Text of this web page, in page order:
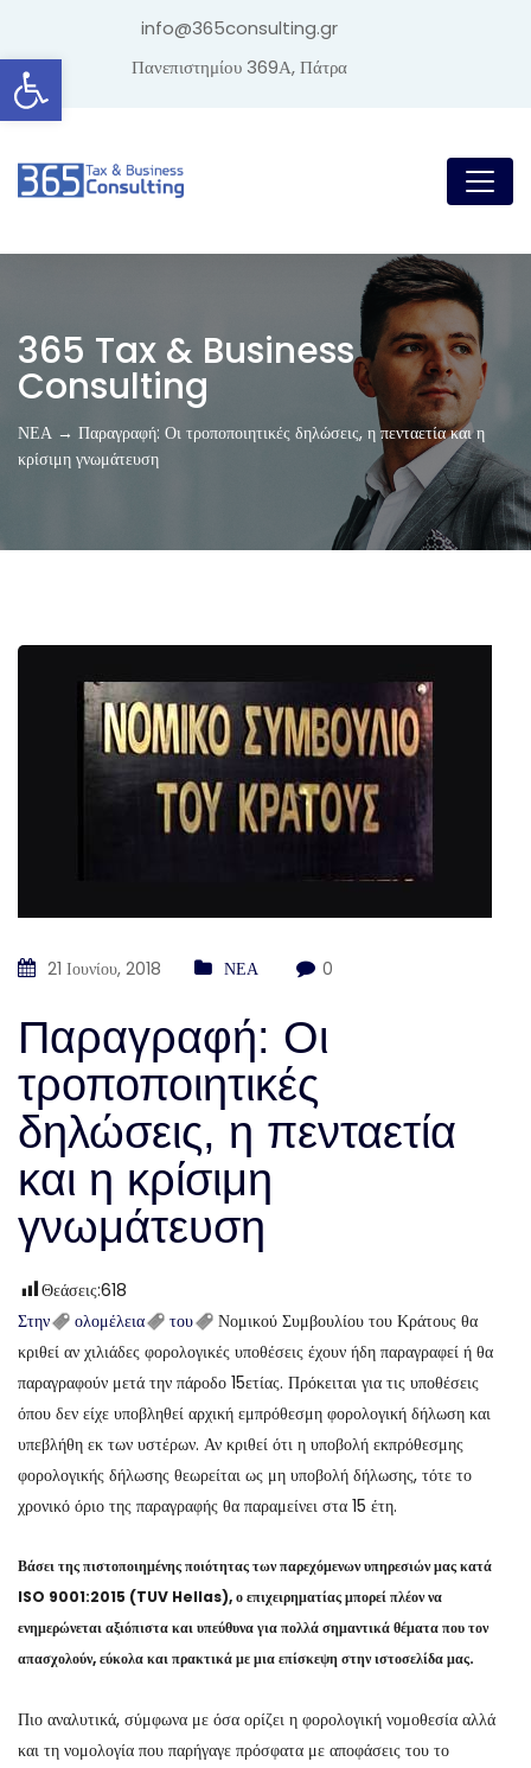
Ανοίξτε τη γραμμή εργαλείων
info@365consulting.gr
Πανεπιστημίου 369Α, Πάτρα
365 Tax & Business
Consulting
ΝΕΑ → Παραγραφή: Οι τροποποιητικές δηλώσεις, η πενταετία και η
κρίσιμη γνωμάτευση
21 Ιουνίου, 2018 ΝΕΑ 0
Παραγραφή: Οι
τροποποιητικές
δηλώσεις, η πενταετία
και η κρίσιμη
γνωμάτευση
Θεάσεις:618
Στην
ολομέλεια του
Νομικού Συμβουλίου του Κράτους θα
κριθεί αν χιλιάδες φορολογικές υποθέσεις έχουν ήδη παραγραφεί ή θα
παραγραφούν μετά την πάροδο 15ετίας. Πρόκειται για τις υποθέσεις
όπου δεν είχε υποβληθεί αρχική εμπρόθεσμη φορολογική δήλωση και
υπεβλήθη εκ των υστέρων. Αν κριθεί ότι η υποβολή εκπρόθεσμης
φορολογικής δήλωσης θεωρείται ως μη υποβολή δήλωσης, τότε το
χρονικό όριο της παραγραφής θα παραμείνει στα 15 έτη.
Βάσει της πιστοποιημένης ποιότητας των παρεχόμενων υπηρεσιών μας κατά
ISO 9001:2015 (TUV Hellas), ο επιχειρηματίας μπορεί πλέον να
ενημερώνεται αξιόπιστα και υπεύθυνα για πολλά σημαντικά θέματα που τον
απασχολούν, εύκολα και πρακτικά με μια επίσκεψη στην ιστοσελίδα μας.
Πιο αναλυτικά, σύμφωνα με όσα ορίζει η φορολογική νομοθεσία αλλά
και τη νομολογία που παρήγαγε πρόσφατα με αποφάσεις του το